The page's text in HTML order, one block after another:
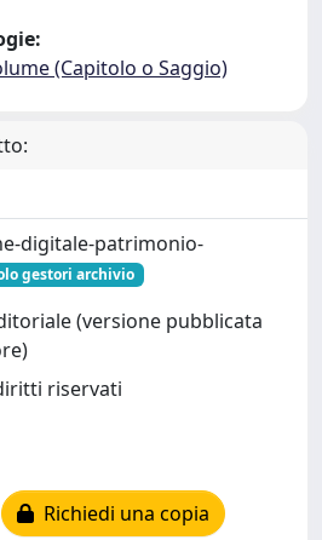
(Capitolo o Saggio)
digitale-patrimonio-
gestori archivio
(versione pubblicata
riservati
Richiedi una copia